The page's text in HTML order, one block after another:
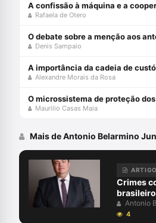
A confissão à máquina e a
Rafaela de Otero
Denis Sampaio
Alexandre Morais da Rosa
Maurilio Casas Maia
Mais de Antonio Belarmino
ARTIGO
Crimes
e aAntonio
4